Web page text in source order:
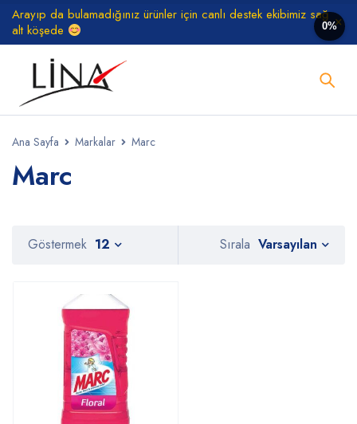
Arayıp da bulamadığınız ürünler için canlı destek ekibimiz sağ
alt köşede
Ana Sayfa Markalar Marc
Marc
Sırala Varsayılan
Göstermek 12
0%